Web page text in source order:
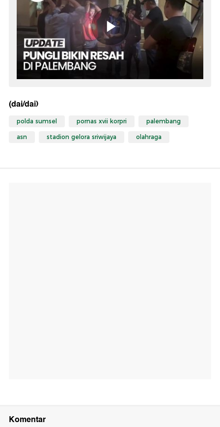
(dai/dai)
polda sumsel pornas xvii korpri palembang
asn stadion gelora sriwijaya olahraga
Komentar